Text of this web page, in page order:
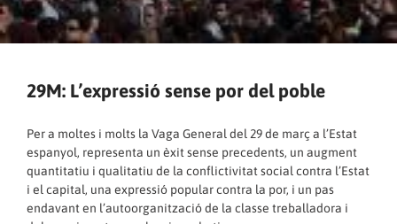
29M: L’expressió sense por del poble
Per a moltes i molts la Vaga General del 29 de març a l’Estat
espanyol, representa un èxit sense precedents, un augment
quantitatiu i qualitatiu de la conflictivitat social contra l’Estat
i el capital, una expressió popular contra la por, i un pas
endavant en l’autoorganització de la classe treballadora i